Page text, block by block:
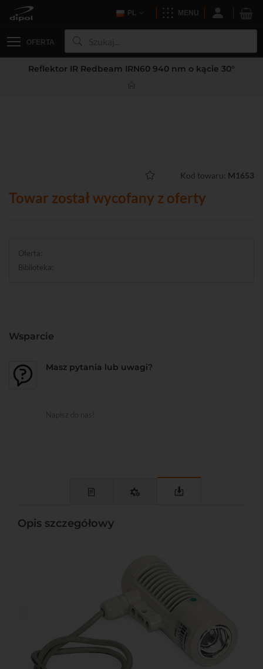
PL MENU
OFERTA
Reflektor IR Redbeam IRN60 940 nm o kącie 30°
Kod towaru: M1653
Towar został wycofany z oferty
Oferta:
Biblioteka:
Wsparcie
Masz pytania lub uwagi?
Opis szczegółowy